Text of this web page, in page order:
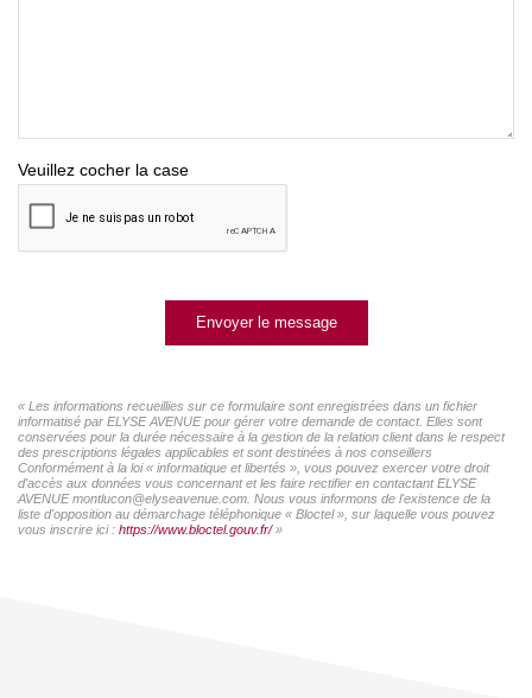
Veuillez cocher la case
Envoyer le message
« Les informations recueillies sur ce formulaire sont enregistrées dans un fichier
informatisé par ELYSE AVENUE pour gérer votre demande de contact. Elles sont
conservées pour la durée nécessaire à la gestion de la relation client dans le respect
des prescriptions légales applicables et sont destinées à nos conseillers
Conformément à la loi « informatique et libertés », vous pouvez exercer votre droit
d'accès aux données vous concernant et les faire rectifier en contactant ELYSE
AVENUE montlucon@elyseavenue.com. Nous vous informons de l'existence de la
liste d'opposition au démarchage téléphonique « Bloctel », sur laquelle vous pouvez
vous inscrire ici : https://www.bloctel.gouv.fr/»